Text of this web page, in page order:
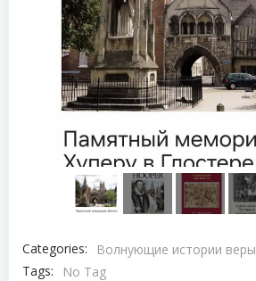
Categories:
Волнующие истории веры
Tags:
No Tag